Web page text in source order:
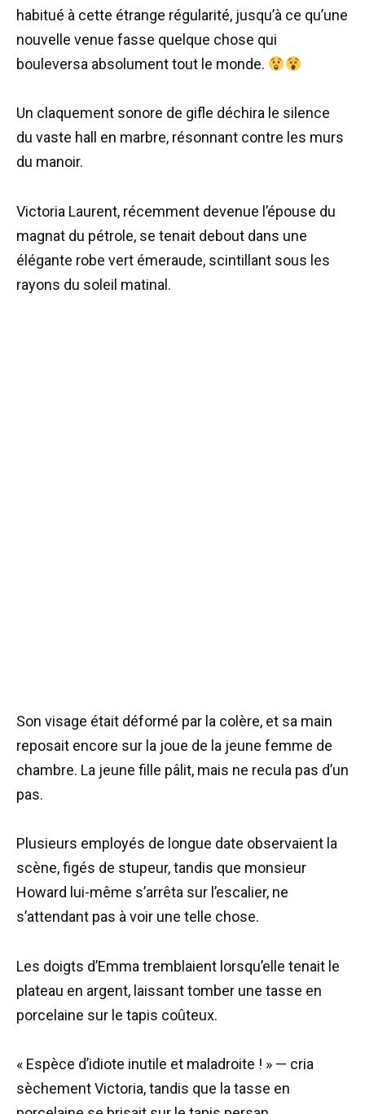
habitué à cette étrange régularité, jusqu’à ce qu’une
nouvelle venue fasse quelque chose qui
bouleversa absolument tout le monde.
Un claquement sonore de gifle déchira le silence
du vaste hall en marbre, résonnant contre les murs
du manoir.
Victoria Laurent, récemment devenue l’épouse du
magnat du pétrole, se tenait debout dans une
élégante robe vert émeraude, scintillant sous les
rayons du soleil matinal.
Son visage était déformé par la colère, et sa main
reposait encore sur la joue de la jeune femme de
chambre. La jeune fille pâlit, mais ne recula pas d’un
pas.
Plusieurs employés de longue date observaient la
scène, figés de stupeur, tandis que monsieur
Howard lui-même s’arrêta sur l’escalier, ne
s’attendant pas à voir une telle chose.
Les doigts d’Emma tremblaient lorsqu’elle tenait le
plateau en argent, laissant tomber une tasse en
porcelaine sur le tapis coûteux.
« Espèce d’idiote inutile et maladroite ! » — cria
sèchement Victoria, tandis que la tasse en